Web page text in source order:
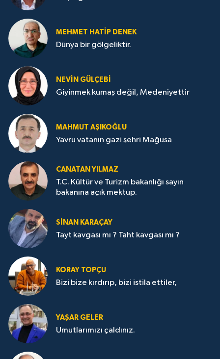
MEHMET HATİP DENEK
Dünya bir gölgeliktir.
NEVİN GÜLÇEBİ
Giyinmek kumaş değil, Medeniyettir
MAHMUT AŞIKOĞLU
Yavru vatanın gazi şehri Mağusa
CANATAN YILMAZ
T.C. Kültür ve Turizm bakanlığı sayın
bakanına açık mektup.
SİNAN KARAÇAY
Tayt kavgası mı ? Taht kavgası mı ?
KORAY TOPÇU
Bizi bize kırdırıp, bizi istila ettiler,
YAŞAR GELER
Umutlarımızı çaldınız.